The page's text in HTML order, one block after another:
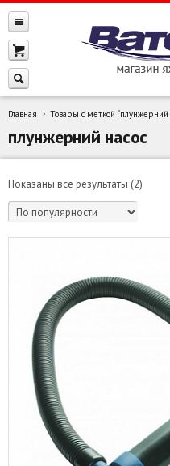
Главная Товары с меткой “плунжерний
плунжерний насос
Показаны все результаты (2)